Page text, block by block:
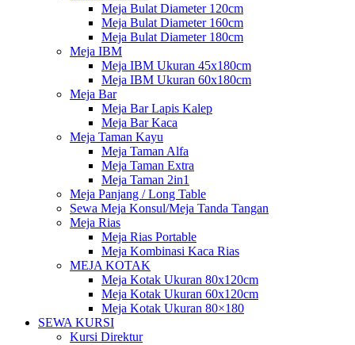
Meja Bulat Diameter 120cm
Meja Bulat Diameter 160cm
Meja Bulat Diameter 180cm
Meja IBM
Meja IBM Ukuran 45x180cm
Meja IBM Ukuran 60x180cm
Meja Bar
Meja Bar Lapis Kalep
Meja Bar Kaca
Meja Taman Kayu
Meja Taman Alfa
Meja Taman Extra
Meja Taman 2in1
Meja Panjang / Long Table
Sewa Meja Konsul/Meja Tanda Tangan
Meja Rias
Meja Rias Portable
Meja Kombinasi Kaca Rias
MEJA KOTAK
Meja Kotak Ukuran 80x120cm
Meja Kotak Ukuran 60x120cm
Meja Kotak Ukuran 80×180
SEWA KURSI
Kursi Direktur